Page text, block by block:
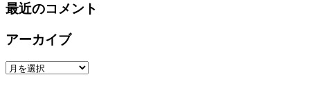
最近のコメント
アーカイブ
ア